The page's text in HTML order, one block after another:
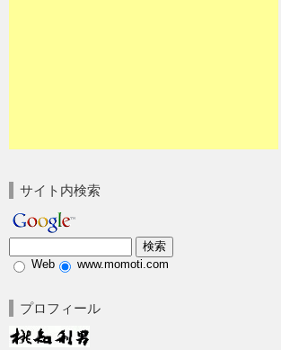
サイト内検索
Web www.momoti.com
プロフィール